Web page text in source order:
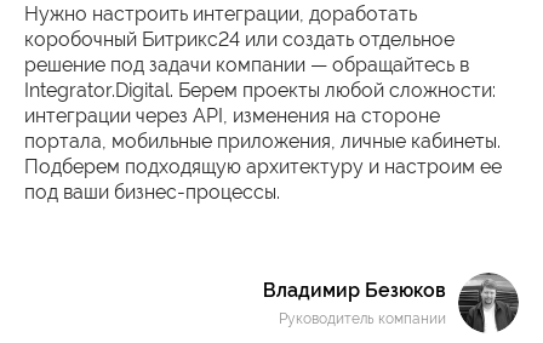
Нужно настроить интеграции, доработать
коробочный Битрикс24 или создать отдельное
решение под задачи компании — обращайтесь в
Integrator.Digital. Берем проекты любой сложности:
интеграции через API, изменения на стороне
портала, мобильные приложения, личные кабинеты.
Подберем подходящую архитектуру и настроим ее
под ваши бизнес-процессы.
Владимир Безюков
Руководитель компании